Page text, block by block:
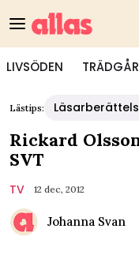
LIVSÖDEN
Lästips:
Rickard
SVT
TV 12 dec, 2012
Johanna Svan